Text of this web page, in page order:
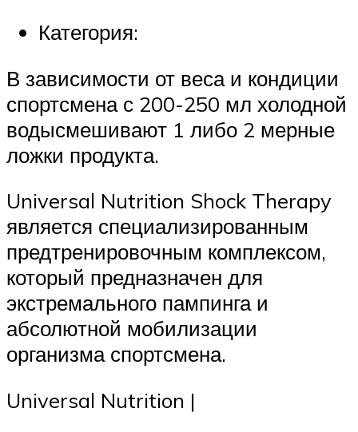
Категория:
В зависимости от веса и кондиции
спортсмена с 200-250 мл холодной
водысмешивают 1 либо 2 мерные
ложки продукта.
Universal Nutrition Shock Therapy
является специализированным
предтренировочным комплексом,
который предназначен для
экстремального пампинга и
абсолютной мобилизации
организма спортсмена.
Universal Nutrition |